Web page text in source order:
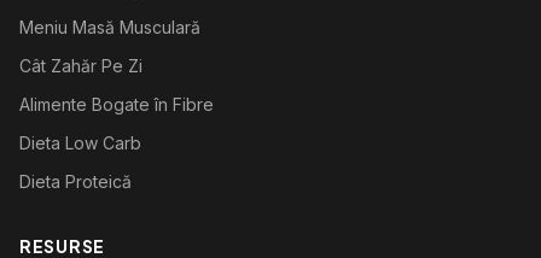
Meniu Masă Musculară
Cât Zahăr Pe Zi
Alimente Bogate în Fibre
Dieta Low Carb
Dieta Proteică
RESURSE